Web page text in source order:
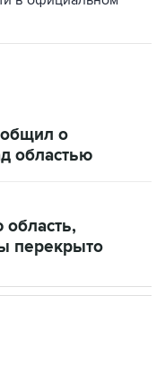
о
областью
перекрыто